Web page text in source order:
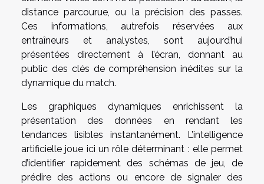
distance parcourue, ou la précision des passes.
Ces informations, autrefois réservées aux
entraîneurs et analystes, sont aujourd’hui
présentées directement à l’écran, donnant au
public des clés de compréhension inédites sur la
dynamique du match.
Les graphiques dynamiques enrichissent la
présentation des données en rendant les
tendances lisibles instantanément. L’intelligence
artificielle joue ici un rôle déterminant : elle permet
d’identifier rapidement des schémas de jeu, de
prédire des actions ou encore de signaler des